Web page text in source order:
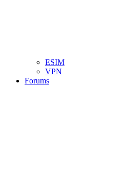
ESIM
VPN
Forums